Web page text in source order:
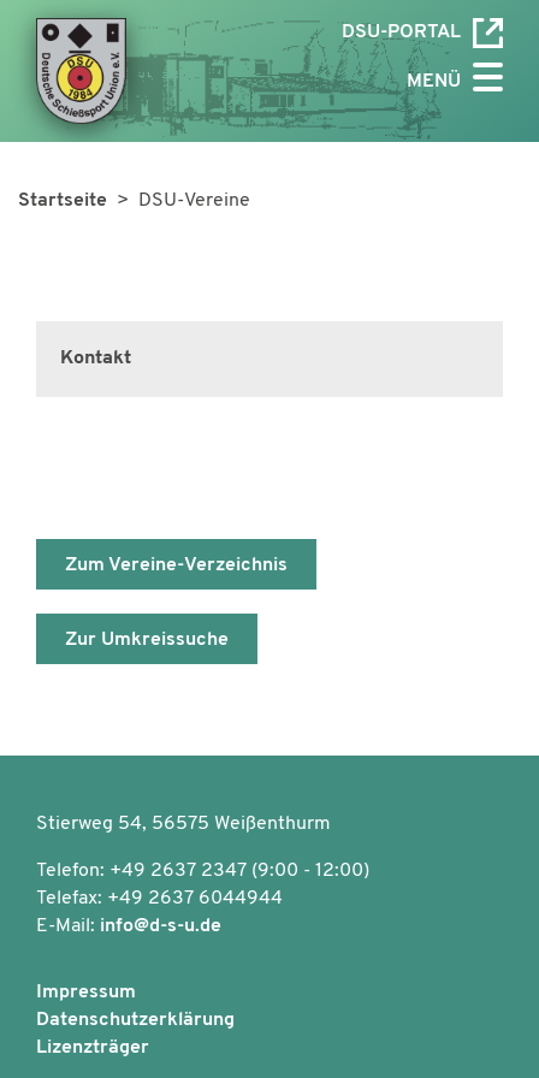
DSU-PORTAL
MENÜ
Startseite > DSU-Vereine
Kontakt
Zum Vereine-Verzeichnis
Zur Umkreissuche
Stierweg 54, 56575 Weißenthurm
Telefon: +49 2637 2347 (9:00 - 12:00)
Telefax: +49 2637 6044944
E-Mail: info@d-s-u.de
Impressum
Datenschutzerklärung
Lizenzträger